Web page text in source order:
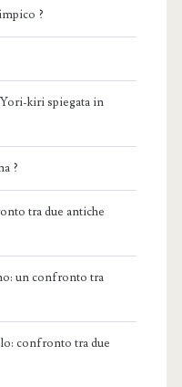
?
kiri spiegata in
?
tra due antiche
un confronto tra
confronto tra due